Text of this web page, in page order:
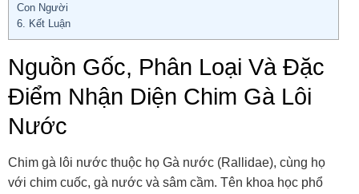
Con Người
6. Kết Luận
Nguồn Gốc, Phân Loại Và Đặc
Điểm Nhận Diện Chim Gà Lôi
Nước
Chim gà lôi nước thuộc họ Gà nước (Rallidae), cùng họ
với chim cuốc, gà nước và sâm cầm. Tên khoa học phổ